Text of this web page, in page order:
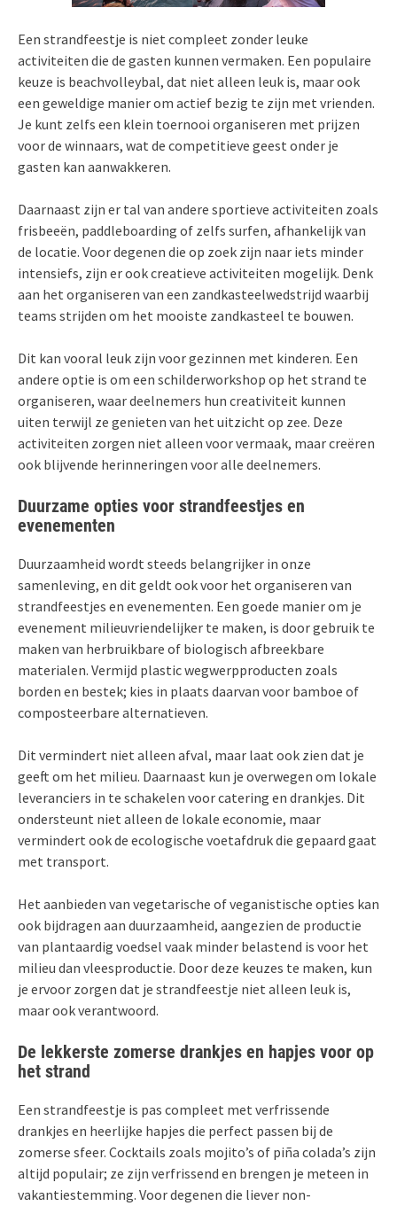
Een strandfeestje is niet compleet zonder leuke
activiteiten die de gasten kunnen vermaken. Een populaire
keuze is beachvolleybal, dat niet alleen leuk is, maar ook
een geweldige manier om actief bezig te zijn met vrienden.
Je kunt zelfs een klein toernooi organiseren met prijzen
voor de winnaars, wat de competitieve geest onder je
gasten kan aanwakkeren.
Daarnaast zijn er tal van andere sportieve activiteiten zoals
frisbeeën, paddleboarding of zelfs surfen, afhankelijk van
de locatie. Voor degenen die op zoek zijn naar iets minder
intensiefs, zijn er ook creatieve activiteiten mogelijk. Denk
aan het organiseren van een zandkasteelwedstrijd waarbij
teams strijden om het mooiste zandkasteel te bouwen.
Dit kan vooral leuk zijn voor gezinnen met kinderen. Een
andere optie is om een schilderworkshop op het strand te
organiseren, waar deelnemers hun creativiteit kunnen
uiten terwijl ze genieten van het uitzicht op zee. Deze
activiteiten zorgen niet alleen voor vermaak, maar creëren
ook blijvende herinneringen voor alle deelnemers.
Duurzame opties voor strandfeestjes en
evenementen
Duurzaamheid wordt steeds belangrijker in onze
samenleving, en dit geldt ook voor het organiseren van
strandfeestjes en evenementen. Een goede manier om je
evenement milieuvriendelijker te maken, is door gebruik te
maken van herbruikbare of biologisch afbreekbare
materialen. Vermijd plastic wegwerpproducten zoals
borden en bestek; kies in plaats daarvan voor bamboe of
composteerbare alternatieven.
Dit vermindert niet alleen afval, maar laat ook zien dat je
geeft om het milieu. Daarnaast kun je overwegen om lokale
leveranciers in te schakelen voor catering en drankjes. Dit
ondersteunt niet alleen de lokale economie, maar
vermindert ook de ecologische voetafdruk die gepaard gaat
met transport.
Het aanbieden van vegetarische of veganistische opties kan
ook bijdragen aan duurzaamheid, aangezien de productie
van plantaardig voedsel vaak minder belastend is voor het
milieu dan vleesproductie. Door deze keuzes te maken, kun
je ervoor zorgen dat je strandfeestje niet alleen leuk is,
maar ook verantwoord.
De lekkerste zomerse drankjes en hapjes voor op
het strand
Een strandfeestje is pas compleet met verfrissende
drankjes en heerlijke hapjes die perfect passen bij de
zomerse sfeer. Cocktails zoals mojito’s of piña colada’s zijn
altijd populair; ze zijn verfrissend en brengen je meteen in
vakantiestemming. Voor degenen die liever non-